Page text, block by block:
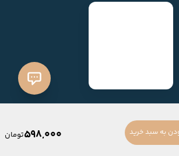
598,000تومان به سبد خرید
شده بافروشگاه ساز میهن شاپ